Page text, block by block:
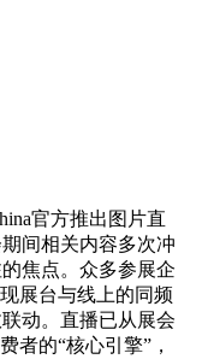
官方推出图片直
间相关内容多次冲
焦点。众多参展企
展台与线上的同频
动。直播已从展会
者的“核心引擎”，